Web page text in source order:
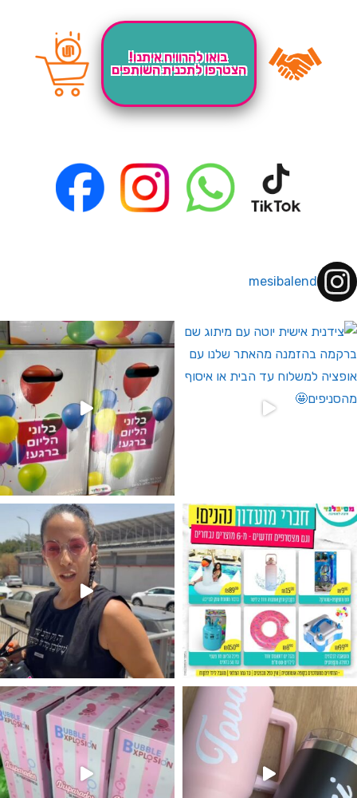
בואו להרוויח איתנו!
הצטרפו לתכנית השותפים
mesibalend
לחברי מועדון ומצטרפים חדשים🤍
מין העובר רק במסיבלנד !! קיים
מטף לגילוי מין העובר חזר למלא